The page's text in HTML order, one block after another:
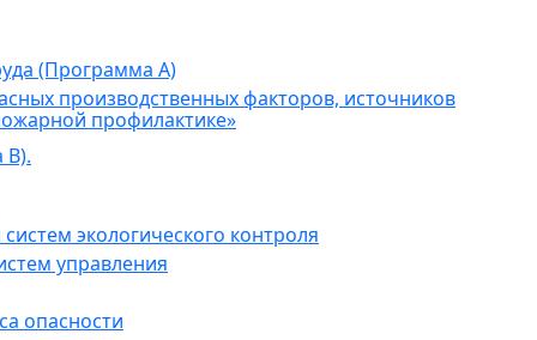
профилактике»
экологического контроля
управления
опасности
(Программа А)
производственных факторов, источников
В).